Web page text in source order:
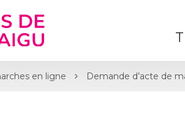
en ligne Demande d’acte de